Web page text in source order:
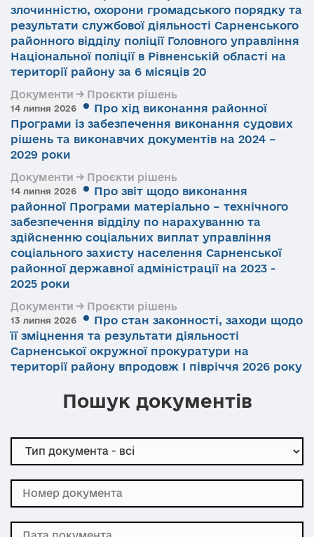
злочинністю, охорони громадського порядку та
результати службової діяльності Сарненського
районного відділу поліції Головного управління
Національної поліції в Рівненській області на
території району за 6 місяців 20
Документи → Проєкти рішень
14 липня 2026
Про хід виконання районної
Програми із забезпечення виконання судових
рішень та виконавчих документів на 2024 –
2029 роки
Документи → Проєкти рішень
14 липня 2026
Про звіт щодо виконання
районної Програми матеріально – технічного
забезпечення відділу по нарахуванню та
здійсненню соціальних виплат управління
соціального захисту населення Сарненської
районної державної адміністрації на 2023 -
2025 роки
Документи → Проєкти рішень
13 липня 2026
Про стан законності, заходи щодо
її зміцнення та результати діяльності
Сарненської окружної прокуратури на
території району впродовж І півріччя 2026 року
Пошук документів